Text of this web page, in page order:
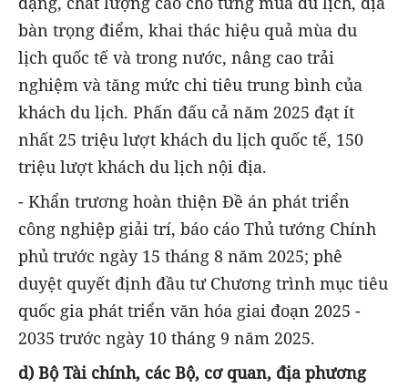
bàn trọng điểm, khai thác hiệu quả mùa du
lịch quốc tế và trong nước, nâng cao trải
nghiệm và tăng mức chi tiêu trung bình của
khách du lịch. Phấn đấu cả năm 2025 đạt ít
nhất 25 triệu lượt khách du lịch quốc tế, 150
triệu lượt khách du lịch nội địa.
- Khẩn trương hoàn thiện Đề án phát triển
công nghiệp giải trí, báo cáo Thủ tướng Chính
phủ trước ngày 15 tháng 8 năm 2025; phê
duyệt quyết định đầu tư Chương trình mục tiêu
quốc gia phát triển văn hóa giai đoạn 2025 -
2035 trước ngày 10 tháng 9 năm 2025.
d) Bộ Tài chính, các Bộ, cơ quan, địa phương